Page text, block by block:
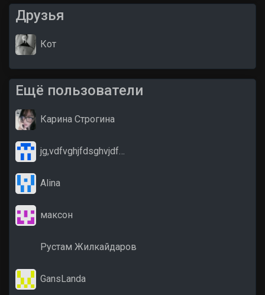
Друзья
Кот
Ещё пользователи
Карина Строгина
jg,vdfvghjfdsghvjdf…
Alina
максон
Рустам Жилкайдаров
GansLanda